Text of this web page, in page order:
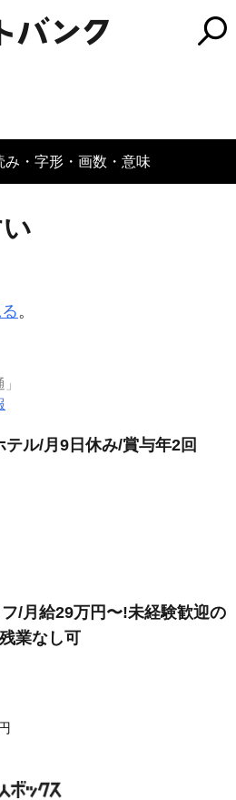
み・字形・画数・意味
。
ル/月9日休み/賞与年2回
/月給29万円〜!未経験歓迎の
業なし可